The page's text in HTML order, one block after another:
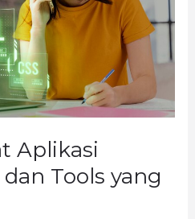
Aplikasi
Tools yang